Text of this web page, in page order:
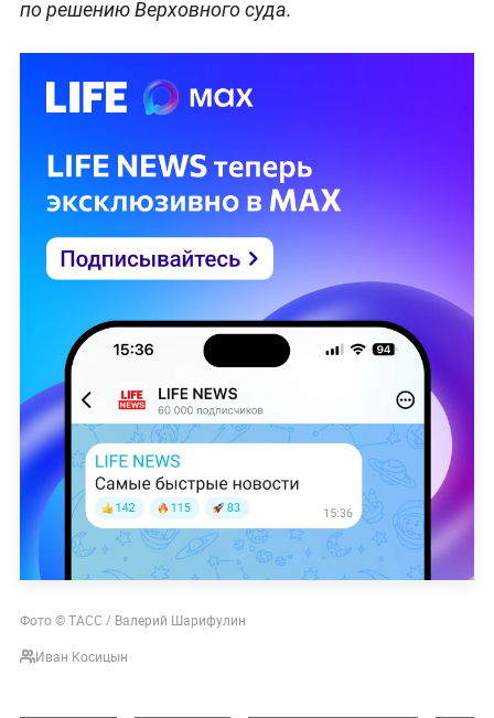
по решению Верховного суда.
Фото © ТАСС / Валерий Шарифулин
Иван Косицын